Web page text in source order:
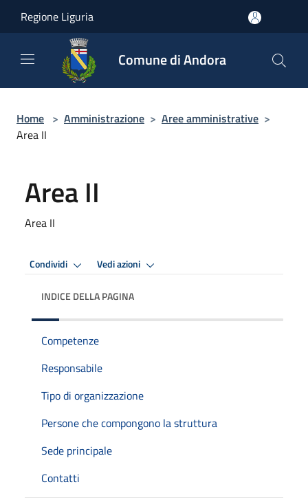
Regione Liguria
Comune di Andora
Home > Amministrazione > Aree amministrative >
Area II
Area II
Area II
Condividi Vedi azioni
INDICE DELLA PAGINA
Competenze
Responsabile
Tipo di organizzazione
Persone che compongono la struttura
Sede principale
Contatti